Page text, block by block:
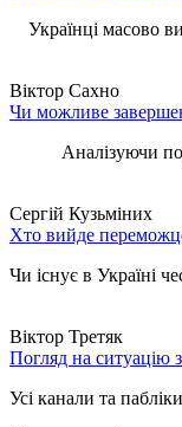
Українці масово
Віктор Сахно
Чи можливе
Аналізуючи події
Сергій Кузьміних
Хто вийде
Чи існує в Україні
Віктор Третяк
Погляд на ситуацію
Усі канали та